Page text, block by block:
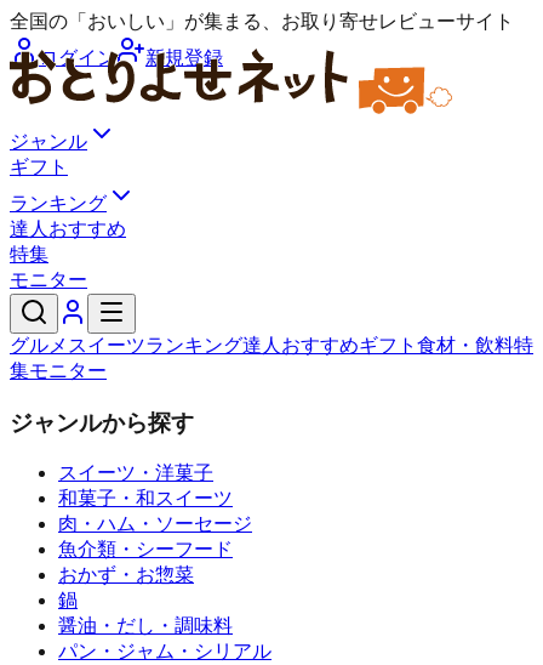
全国の「おいしい」が集まる、お取り寄せレビューサイト
ログイン
新規登録
ジャンル
ギフト
ランキング
達人おすすめ
特集
モニター
グルメ スイーツランキング達人おすすめギフト 食材・飲料特
集モニター
ジャンルから探す
スイーツ・洋菓子
和菓子・和スイーツ
肉・ハム・ソーセージ
魚介類・シーフード
おかず・お惣菜
鍋
醤油・だし・調味料
パン・ジャム・シリアル